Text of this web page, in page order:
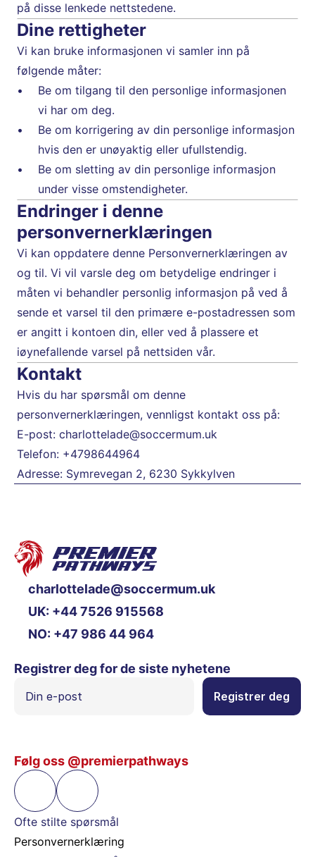
på disse lenkede nettstedene.
Dine rettigheter
Vi kan bruke informasjonen vi samler inn på
følgende måter:
Be om tilgang til den personlige informasjonen
vi har om deg.
Be om korrigering av din personlige informasjon
hvis den er unøyaktig eller ufullstendig.
Be om sletting av din personlige informasjon
under visse omstendigheter.
Endringer i denne
personvernerklæringen
Vi kan oppdatere denne Personvernerklæringen av
og til. Vi vil varsle deg om betydelige endringer i
måten vi behandler personlig informasjon på ved å
sende et varsel til den primære e-postadressen som
er angitt i kontoen din, eller ved å plassere et
iøynefallende varsel på nettsiden vår.
Kontakt
Hvis du har spørsmål om denne
personvernerklæringen, vennligst kontakt oss på:
E-post: charlottelade@soccermum.uk
Telefon: +4798644964
Adresse: Symrevegan 2, 6230 Sykkylven
charlottelade@soccermum.uk
UK: +44 7526 915568
NO: +47 986 44 964
Registrer deg for de siste nyhetene
Følg oss @premierpathways
Ofte stilte spørsmål
Personvernerklæring